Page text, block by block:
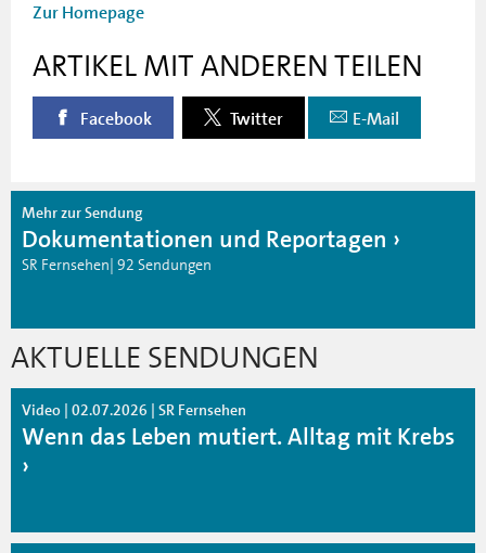
Zur Homepage
ARTIKEL MIT ANDEREN TEILEN
Facebook Twitter E-Mail
Mehr zur Sendung
Dokumentationen und Reportagen
SR Fernsehen| 92 Sendungen
AKTUELLE SENDUNGEN
Video | 02.07.2026 | SR Fernsehen
Wenn das Leben mutiert. Alltag mit Krebs